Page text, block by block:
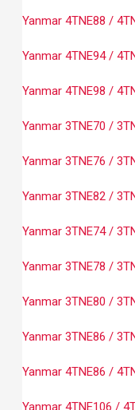
Yanmar 4TNE88 /
Yanmar 4TNE94 /
Yanmar 4TNE98 /
Yanmar 3TNE70 /
Yanmar 3TNE76 /
Yanmar 3TNE82 /
Yanmar 3TNE74 /
Yanmar 3TNE78 /
Yanmar 3TNE80 /
Yanmar 3TNE86 /
Yanmar 4TNE86 /
Yanmar 4TNE106 /